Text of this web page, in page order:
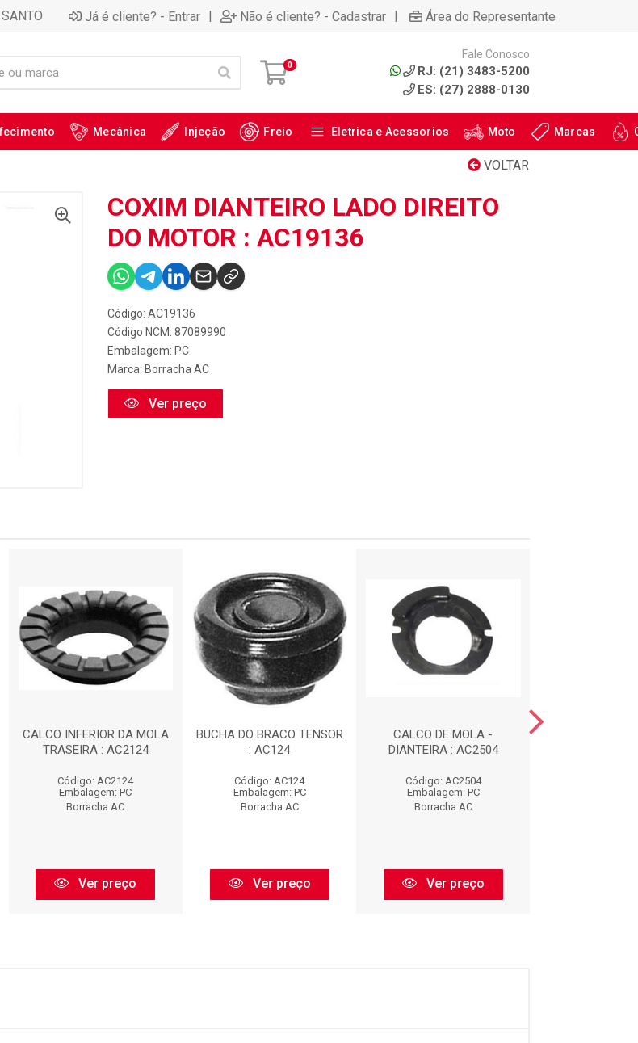
Já é cliente? - Entrar | Não é cliente? - Cadastrar | Área do Representante
0
Fale Conosco
RJ: (21) 3483-5200
ES: (27) 2888-0130
Mecânica Injeção Freio Eletrica e Acessorios Moto Marcas
VOLTAR
COXIM DIANTEIRO LADO DIREITO
DO MOTOR : AC19136
Código: AC19136
Código NCM: 87089990
Embalagem: PC
Marca: Borracha AC
Ver preço
CALCO INFERIOR DA MOLA
TRASEIRA : AC2124
Código: AC2124
Embalagem: PC
Borracha AC
Ver preço
BUCHA DO BRACO TENSOR
: AC124
Código: AC124
Embalagem: PC
Borracha AC
Ver preço
CALCO DE MOLA -
DIANTEIRA : AC2504
Código: AC2504
Embalagem: PC
Borracha AC
Ver preço